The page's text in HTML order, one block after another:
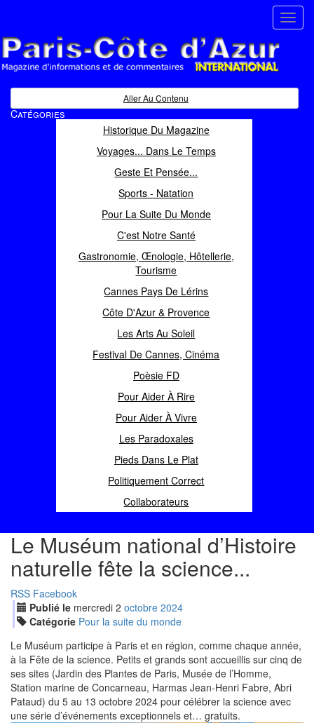
Magazine d'informations et de commentaires
Aller Au Contenu
Catégories
Historique Du Magazine
Voyages... Dans Le Temps
Geste Et Pensée...
Sports - Natation
Pour La Suite Du Monde
C'est Notre Santé
Gastronomie, Œnologie, Hôtellerie,
Tourisme
Cannes Pays De Lérins
Côte D'Azur & Provence
Les Arts Au Soleil
Festival De Cannes, Cinéma
Poèsie FD
Pour Aider À Rire
Pour Aider À Vivre
Les Paradoxales
Pieds Dans Le Plat
Politiquement Correct
Collaborateurs
Le Muséum national d’Histoire
naturelle fête la science...
RSS Facebook
Publié le mercredi 2 octobre 2024
Catégorie Pour la suite du monde
Le Muséum participe à Paris et en région, comme chaque année,
à la Fête de la science. Petits et grands sont accueillis sur cinq de
ses sites (Jardin des Plantes de Paris, Musée de l’Homme,
Station marine de Concarneau, Harmas Jean-Henri Fabre, Abri
Pataud) du 5 au 13 octobre 2024 pour célébrer la science avec
une série d’événements exceptionnels et… gratuits.